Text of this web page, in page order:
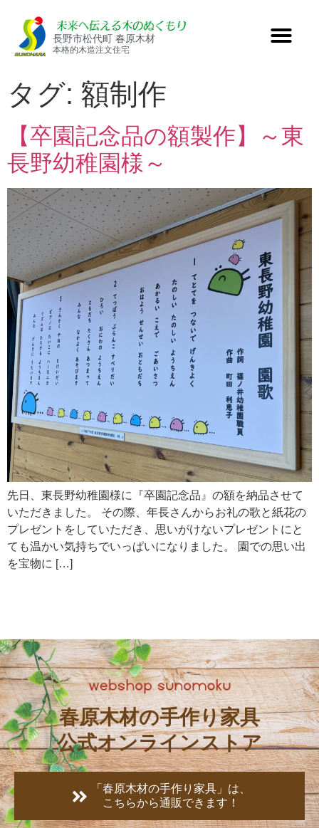
長野市松代町 春原木材
本格的木造注文住宅
タグ: 額制作
【卒園記念品の額製作】～東
長野幼稚園様～
先日、東長野幼稚園様に『卒園記念品』の額を納品させて
いただきました。 その際、年長さんからお礼の歌と紙花の
プレゼントをしていただき、思いがけないプレゼントにと
ても温かい気持ちでいっぱいになりました。 園での思い出
を宝物に […]
春原木材の手作り家具
公式オンラインストア
「春原木材の手作り家具」は、
こちらから通販できます！